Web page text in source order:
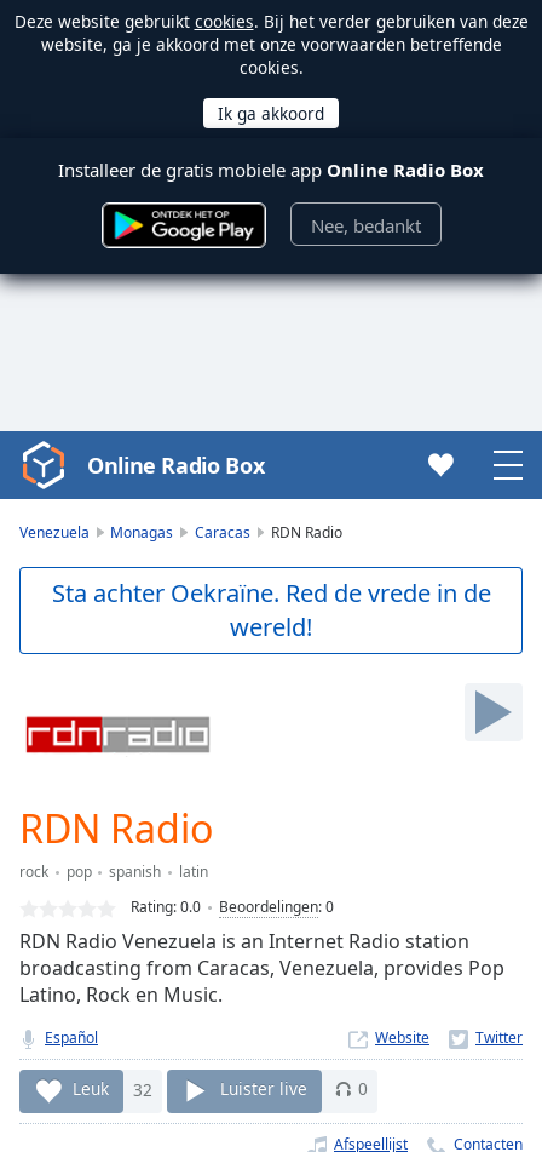
Deze website gebruikt cookies. Bij het verder gebruiken van deze
website, ga je akkoord met onze voorwaarden betreffende
cookies.
Installeer de gratis mobiele app Online Radio Box
Nee, bedankt
Video
Player
Skip
Forward
Mute
Loaded :
Stream
TypeLIVE
Seek to
currently
behind
liveLIVE
Remaining
Time-
Online Radio Box
Venezuela Monagas Caracas RDN Radio
Sta achter Oekraïne. Red de vrede in de
wereld!
RDN Radio
rock pop spanish
latin
Rating:0.0 Beoordelingen:0
RDN Radio Venezuela is an Internet Radio station
broadcasting from Caracas, Venezuela, provides Pop
Latino, Rock en Music.
Español Website
Leuk 32 Luister live 0
Afspeellijst Contacten